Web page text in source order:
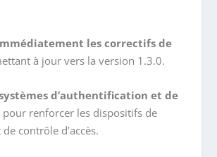
les correctifs de
à jour vers la version 1.3.0.
d’authentification et de
pour renforcer les dispositifs de
contrôle d’accès.